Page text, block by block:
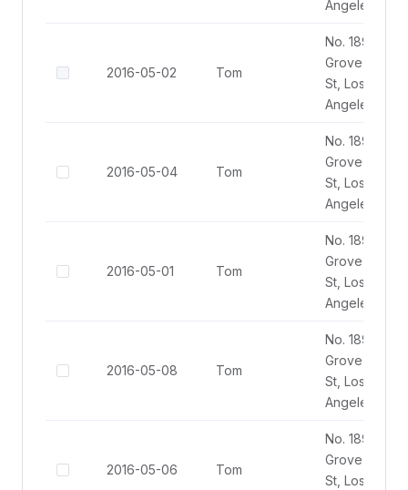
Angeles
2016-05-02 Tom
No. 189,
Grove
St, Los
Angeles
2016-05-04 Tom
No. 189,
Grove
St, Los
Angeles
2016-05-01 Tom
No. 189,
Grove
St, Los
Angeles
2016-05-08 Tom
No. 189,
Grove
St, Los
Angeles
2016-05-06 Tom
No. 189,
Grove
St, Los